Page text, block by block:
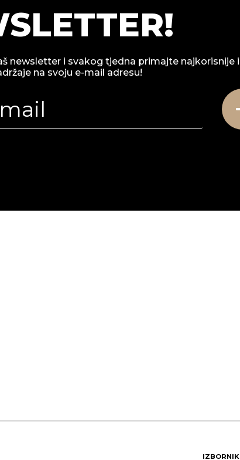
newsletter i svakog tjedna primajte najkorisnije i
na svoju e-mail adresu!
IZBORNIK